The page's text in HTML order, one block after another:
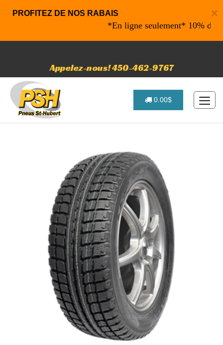
×
PROFITEZ DE NOS RABAIS
*En ligne seulement* 10% de
Appelez-nous! 450-462-9767
0.00$